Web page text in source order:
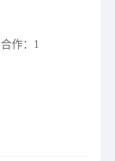
合作： 1